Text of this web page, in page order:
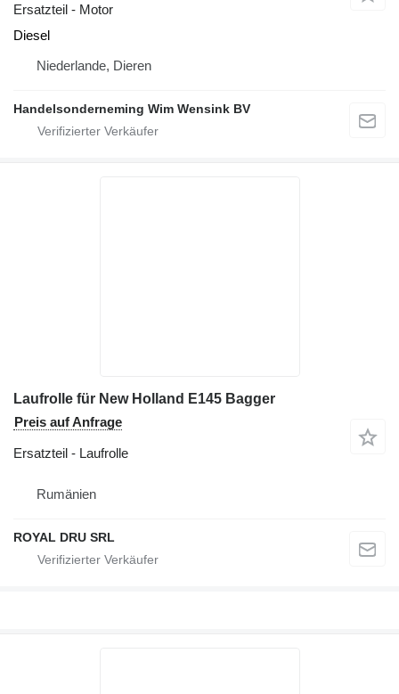
Ersatzteil - Motor
Diesel
Niederlande, Dieren
Handelsonderneming Wim Wensink BV
Laufrolle für New Holland E145 Bagger
Preis auf Anfrage
Ersatzteil - Laufrolle
Rumänien
ROYAL DRU SRL